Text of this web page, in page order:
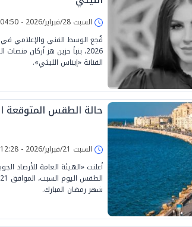
السبت 28/فبراير/2026 - 04:50 م
2026، بنبأ حزين هز أركان
الفنانة «إيناس الليثي».
حالة الطقس المتوقعة اليوم
السبت 21/فبراير/2026 - 12:28 ص
أعلنت «الهيئة العامة للأرصاد
شهر رمضان المبارك.